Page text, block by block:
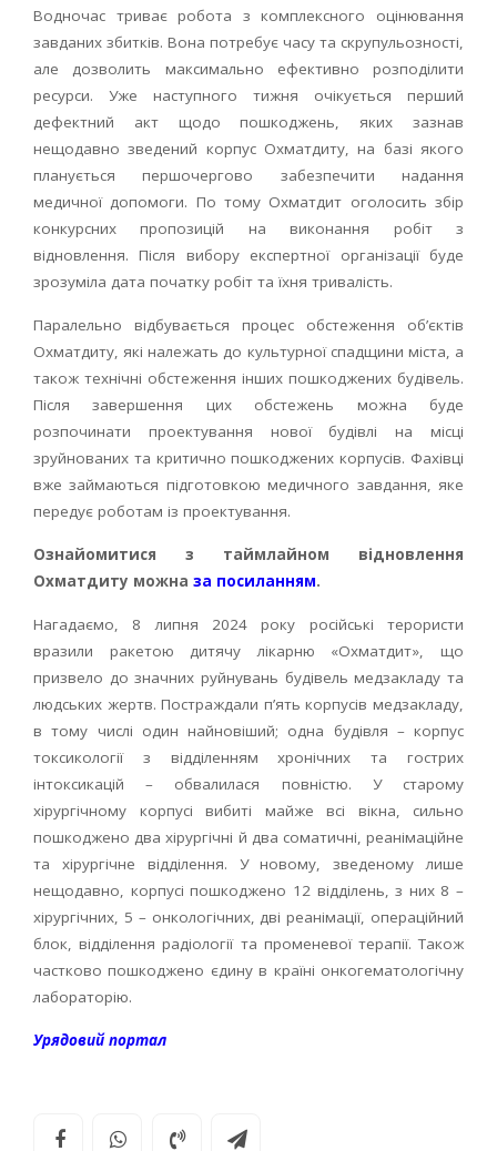
Водночас триває робота з комплексного оцінювання
завданих збитків. Вона потребує часу та скрупульозності,
але дозволить максимально ефективно розподілити
ресурси. Уже наступного тижня очікується перший
дефектний акт щодо пошкоджень, яких зазнав
нещодавно зведений корпус Охматдиту, на базі якого
планується першочергово забезпечити надання
медичної допомоги. По тому Охматдит оголосить збір
конкурсних пропозицій на виконання робіт з
відновлення. Після вибору експертної організації буде
зрозуміла дата початку робіт та їхня тривалість.
Паралельно відбувається процес обстеження обʼєктів
Охматдиту, які належать до культурної спадщини міста, а
також технічні обстеження інших пошкоджених будівель.
Після завершення цих обстежень можна буде
розпочинати проектування нової будівлі на місці
зруйнованих та критично пошкоджених корпусів. Фахівці
вже займаються підготовкою медичного завдання, яке
передує роботам із проектування.
Ознайомитися з таймлайном відновлення
Охматдиту можна за посиланням.
Нагадаємо, 8 липня 2024 року російські терористи
вразили ракетою дитячу лікарню «Охматдит», що
призвело до значних руйнувань будівель медзакладу та
людських жертв. Постраждали пʼять корпусів медзакладу,
в тому числі один найновіший; одна будівля – корпус
токсикології з відділенням хронічних та гострих
інтоксикацій – обвалилася повністю. У старому
хірургічному корпусі вибиті майже всі вікна, сильно
пошкоджено два хірургічні й два соматичні, реанімаційне
та хірургічне відділення. У новому, зведеному лише
нещодавно, корпусі пошкоджено 12 відділень, з них 8 –
хірургічних, 5 – онкологічних, дві реанімації, операційний
блок, відділення радіології та променевої терапії. Також
частково пошкоджено єдину в країні онкогематологічну
лабораторію.
Урядовий портал